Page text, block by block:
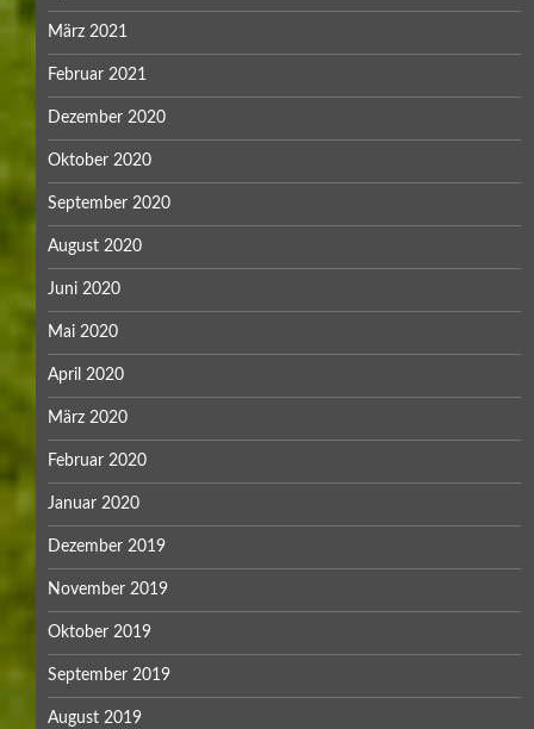
März 2021
Februar 2021
Dezember 2020
Oktober 2020
September 2020
August 2020
Juni 2020
Mai 2020
April 2020
März 2020
Februar 2020
Januar 2020
Dezember 2019
November 2019
Oktober 2019
September 2019
August 2019